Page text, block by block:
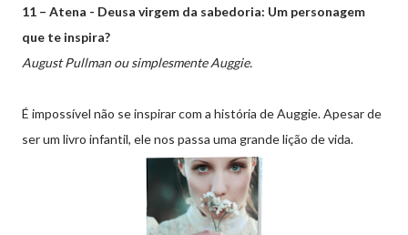
11 – Atena - Deusa virgem da sabedoria: Um personagem
que te inspira?
August Pullman ou simplesmente Auggie.
É impossível não se inspirar com a história de Auggie. Apesar de
ser um livro infantil, ele nos passa uma grande lição de vida.